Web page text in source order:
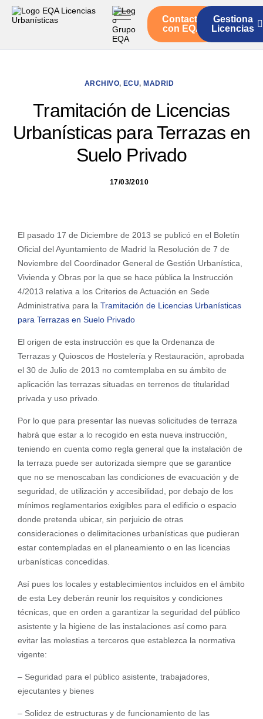
Servicios
Contacto
con EQA
Gestiona
Licencias
ARCHIVO, ECU, MADRID
Tramitación de Licencias
Urbanísticas para Terrazas en
Suelo Privado
17/03/2010
El pasado 17 de Diciembre de 2013 se publicó en el Boletín
Oficial del Ayuntamiento de Madrid la Resolución de 7 de
Noviembre del Coordinador General de Gestión Urbanística,
Vivienda y Obras por la que se hace pública la Instrucción
4/2013 relativa a los Criterios de Actuación en Sede
Administrativa para la Tramitación de Licencias Urbanísticas
para Terrazas en Suelo Privado
El origen de esta instrucción es que la Ordenanza de
Terrazas y Quioscos de Hostelería y Restauración, aprobada
el 30 de Julio de 2013 no comtemplaba en su ámbito de
aplicación las terrazas situadas en terrenos de titularidad
privada y uso privado.
Por lo que para presentar las nuevas solicitudes de terraza
habrá que estar a lo recogido en esta nueva instrucción,
teniendo en cuenta como regla general que la instalación de
la terraza puede ser autorizada siempre que se garantice
que no se menoscaban las condiciones de evacuación y de
seguridad, de utilización y accesibilidad, por debajo de los
mínimos reglamentarios exigibles para el edificio o espacio
donde pretenda ubicar, sin perjuicio de otras
consideraciones o delimitaciones urbanísticas que pudieran
estar contempladas en el planeamiento o en las licencias
urbanísticas concedidas.
Así pues los locales y establecimientos incluidos en el ámbito
de esta Ley deberán reunir los requisitos y condiciones
técnicas, que en orden a garantizar la seguridad del público
asistente y la higiene de las instalaciones así como para
evitar las molestias a terceros que establezca la normativa
vigente:
– Seguridad para el público asistente, trabajadores,
ejecutantes y bienes
– Solidez de estructuras y de funcionamiento de las